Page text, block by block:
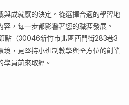
與成就感的決定。從選擇合適的學習地
，每一步都影響著您的職涯發展。
點（30046新竹市北區西門街283巷3
境，更堅持小班制教學與全方位的創業
員前來取經。